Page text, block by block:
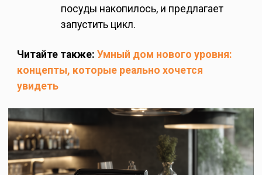
посуды накопилось, и предлагает
запустить цикл.
Читайте также: Умный дом нового уровня:
концепты, которые реально хочется
увидеть